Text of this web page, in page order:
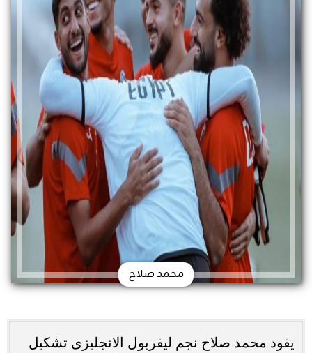
محمد صلاح
يقود محمد صلاح نجم ليفربول الانجليزى تشكيل